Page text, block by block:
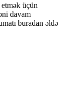
üçün
davam
buradan əldə